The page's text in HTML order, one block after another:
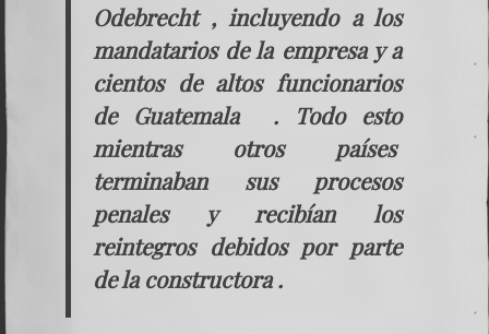
Odebrecht , incluyendo a los
mandatarios de la empresa y a
cientos de altos funcionarios
de Guatemala . Todo esto
mientras otros países
terminaban sus procesos
penales y recibían los
reintegros debidos por parte
de la constructora .